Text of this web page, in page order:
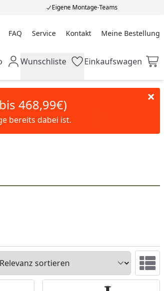
Eigene Montage-Teams
FAQ Service Kontakt Meine Bestellung
Meine Bestellung
Wunschliste
Wunschliste Einkaufswagen
Einkaufswagen
468,99€)
bereits dabei ist.